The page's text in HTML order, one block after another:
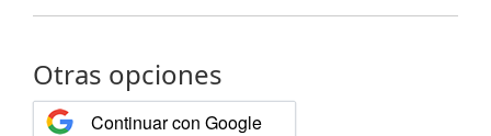
Otras opciones
Continuar con Google